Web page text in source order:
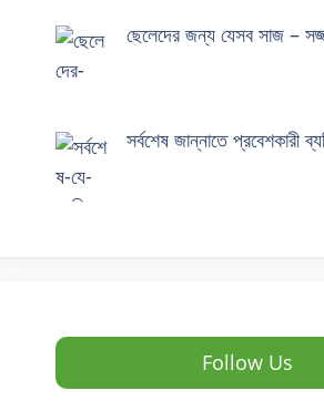
ছেলেদের জন্য যেসব সাজ –
সর্বশেষ জান্নাতে প্রবেশকারী
Follow Us